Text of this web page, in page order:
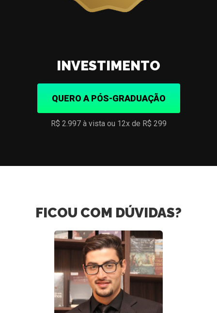
INVESTIMENTO
QUERO A PÓS-GRADUAÇÃO
R$ 2.997 à vista ou 12x de R$ 299
FICOU COM DÚVIDAS?